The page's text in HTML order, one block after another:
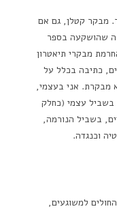
מבקר קטלן, גם אם
שהושקעה בספר
מבקרי תיאטרון
כתיבה בכלל על
מבקרת. אני בעצמי,
עצמי (כחלק
בשביל הנורמה,
וכנגדה.
למשוגעים,